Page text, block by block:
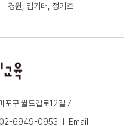
경원, 염기태, 정기호
구 월드컵로12길 7
6949-0953 ㅣ Email :